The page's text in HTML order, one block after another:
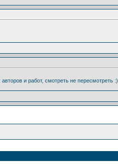
и работ, смотреть не пересмотреть :)